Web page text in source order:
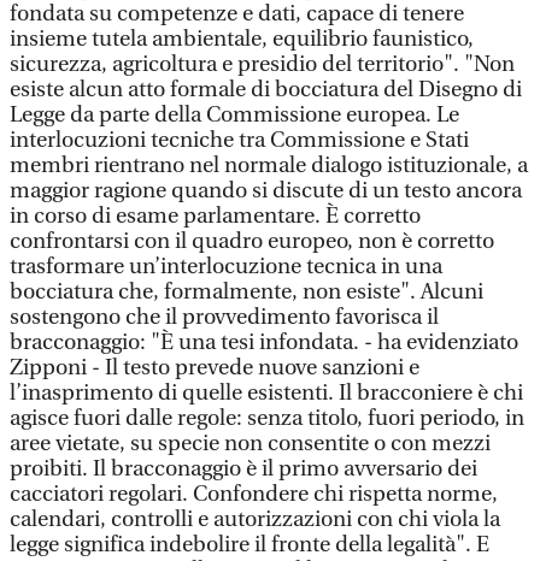
fondata su competenze e dati, capace di tenere
insieme tutela ambientale, equilibrio faunistico,
sicurezza, agricoltura e presidio del territorio". "Non
esiste alcun atto formale di bocciatura del Disegno di
Legge da parte della Commissione europea. Le
interlocuzioni tecniche tra Commissione e Stati
membri rientrano nel normale dialogo istituzionale, a
maggior ragione quando si discute di un testo ancora
in corso di esame parlamentare. È corretto
confrontarsi con il quadro europeo, non è corretto
trasformare un’interlocuzione tecnica in una
bocciatura che, formalmente, non esiste". Alcuni
sostengono che il provvedimento favorisca il
bracconaggio: "È una tesi infondata. - ha evidenziato
Zipponi - Il testo prevede nuove sanzioni e
l’inasprimento di quelle esistenti. Il bracconiere è chi
agisce fuori dalle regole: senza titolo, fuori periodo, in
aree vietate, su specie non consentite o con mezzi
proibiti. Il bracconaggio è il primo avversario dei
cacciatori regolari. Confondere chi rispetta norme,
calendari, controlli e autorizzazioni con chi viola la
legge significa indebolire il fronte della legalità". E